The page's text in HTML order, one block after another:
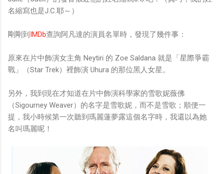
名縮寫也是J.C.耶～）
剛剛到 IMDb查詢阿凡達的演員名單時，發現了幾件事：
原來在片中飾演女主角 Neytiri 的 Zoe Saldana 就是「星際爭霸
戰」（Star Trek）裡飾演 Uhura 的那位黑人女星。
另外，我到現在才知道在片中飾演科學家的雪歌妮薇佛
（Sigourney Weaver）的名字是雪歌妮，而不是雪歌；順便一
提，我小時候第一次聽到瑪麗蓮夢露這個名字時，我還以為她
名叫瑪麗呢！